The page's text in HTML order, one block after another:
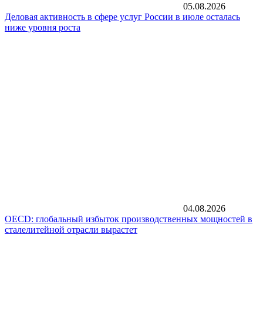
05.08.2026
Деловая активность в сфере услуг России в июле осталась
ниже уровня роста
04.08.2026
OECD: глобальный избыток производственных мощностей в
сталелитейной отрасли вырастет